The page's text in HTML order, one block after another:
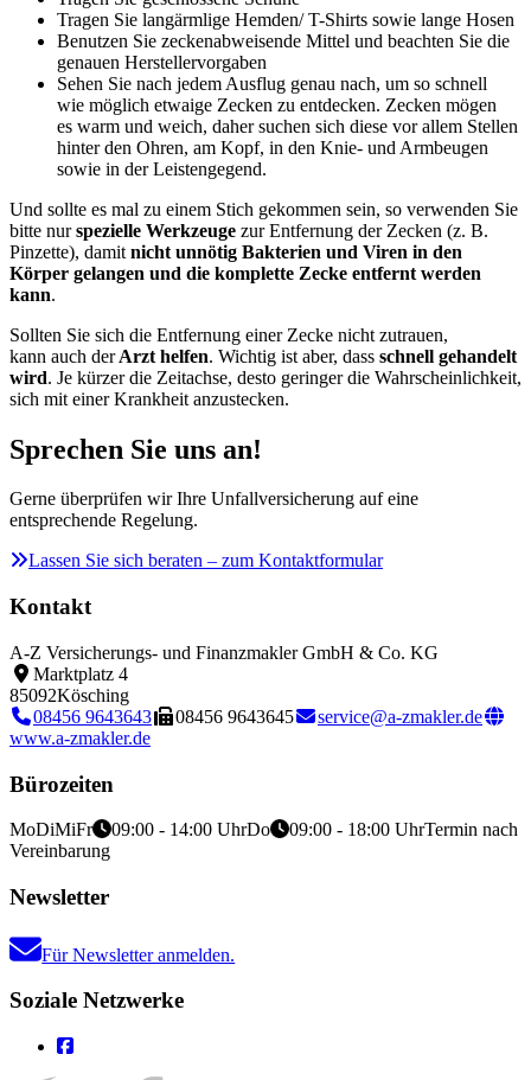
Tragen Sie langärmlige Hemden/ T-Shirts sowie lange Hosen
Benutzen Sie zeckenabweisende Mittel und beachten Sie die
genauen Herstellervorgaben
Sehen Sie nach jedem Ausflug genau nach, um so schnell
wie möglich etwaige Zecken zu entdecken. Zecken mögen
es warm und weich, daher suchen sich diese vor allem Stellen
hinter den Ohren, am Kopf, in den Knie- und Armbeugen
sowie in der Leistengegend.
Und sollte es mal zu einem Stich gekommen sein, so verwenden Sie
bitte nurspezielle Werkzeuge zur Entfernung der Zecken (z. B.
Pinzette), damit nicht unnötig Bakterien und Viren in den
Körper gelangen und die komplette Zecke entfernt werden
kann.
Sollten Sie sich die Entfernung einer Zecke nicht zutrauen,
kann auch derArzt helfen. Wichtig ist aber, dass schnell gehandelt
wird. Je kürzer die Zeitachse, desto geringer die Wahrscheinlichkeit,
sich mit einer Krankheit anzustecken.
Sprechen Sie uns an!
Gerne überprüfen wir Ihre Unfallversicherung auf eine
entsprechende Regelung.
Lassen Sie sich beraten – zum Kontaktformular
Kontakt
A-Z Versicherungs- und Finanzmakler GmbH & Co. KG
Marktplatz 4
85092Kösching
08456 9643643
08456 9643645
service@a-zmakler.de
www.a-zmakler.de
Bürozeiten
MoDiMiFr 09:00 - 14:00 UhrDo 09:00 - 18:00 UhrTermin nach
Vereinbarung
Newsletter
Für Newsletter anmelden.
Soziale Netzwerke